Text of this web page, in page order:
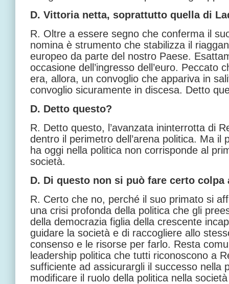
D. Vittoria netta, soprattutto quella di
R. Oltre a essere segno che conferma il
nomina è strumento che stabilizza il
europeo da parte del nostro Paese.
occasione dell’ingresso dell’euro. Peccato
era, allora, un convoglio che appariva in
convoglio sicuramente in discesa. Detto
D. Detto questo?
R. Detto questo, l’avanzata ininterrotta di
dentro il perimetro dell’arena politica. Ma il
ha oggi nella politica non corrisponde al
società.
D. Di questo non si può fare certo
R. Certo che no, perché il suo primato si
una crisi profonda della politica che gli
della democrazia figlia della crescente
guidare la società e di raccogliere allo
consenso e le risorse per farlo. Resta
leadership politica che tutti riconoscono a
sufficiente ad assicurargli il successo nella
modificare il ruolo della politica nella